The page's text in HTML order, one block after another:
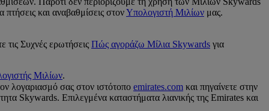
και αναβαθμίσεις στονΥπολογιστή Μιλίων μας.
τις Συχνές ερωτήσεις Πώς αγοράζω Μίλια Skywards για
Μιλίων.
λογαριασμό σας στον ιστότοπο emirates.com και πηγαίνετε στην
Skywards. Επιλεγμένα καταστήματα λιανικής της Emirates και